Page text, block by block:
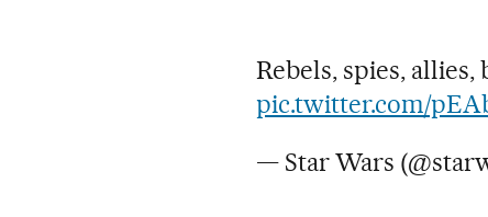
Rebels, spies, allies,
pic.twitter.com/
— Star Wars